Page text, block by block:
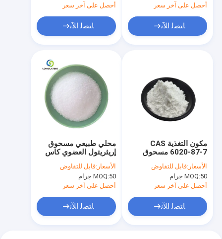
أحصل على آخر سعر
ﺎﺘﺼﻟ ﺍﻶﻧ
أحصل على آخر سعر
ﺎﺘﺼﻟ ﺍﻶﻧ
محلي طبيعي مسحوق
إريثريتول العضوي كاس
149-32-6 99.95٪ عالي
الأسعار:قابل للتفاوض
MOQ:50 جرام
أحصل على آخر سعر
ﺎﺘﺼﻟ ﺍﻶﻧ
مكون التغذية CAS
6020-87-7 مسحوق
الكرياتين مونوهيدرات
99٪ نقاء
الأسعار:قابل للتفاوض
MOQ:50 جرام
أحصل على آخر سعر
ﺎﺘﺼﻟ ﺍﻶﻧ